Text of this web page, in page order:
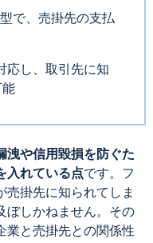
で、売掛先の支払
応し、取引先に知
能
洩や信用毀損を防ぐた
入れている点です。フ
売掛先に知られてしま
ぼしかねません。その
業と売掛先との関係性